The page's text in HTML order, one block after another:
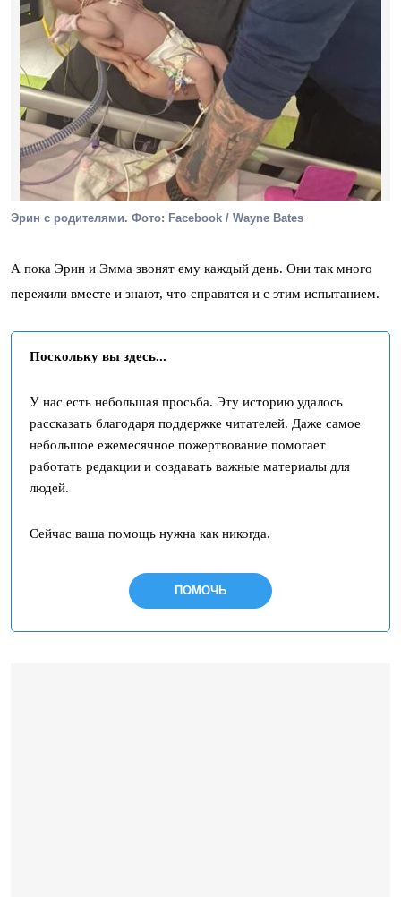
Эрин с родителями. Фото: Facebook / Wayne Bates
А пока Эрин и Эмма звонят ему каждый день. Они так много
пережили вместе и знают, что справятся и с этим испытанием.
Поскольку вы здесь...
У нас есть небольшая просьба. Эту историю удалось
рассказать благодаря поддержке читателей. Даже самое
небольшое ежемесячное пожертвование помогает
работать редакции и создавать важные материалы для
людей.
Сейчас ваша помощь нужна как никогда.
ПОМОЧЬ